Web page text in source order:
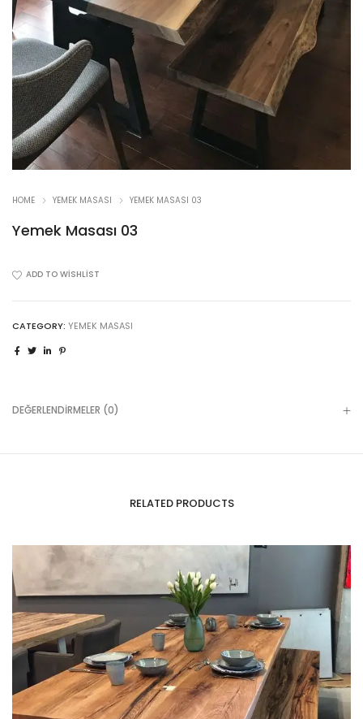
HOME YEMEK MASASI YEMEK MASASI 03
Yemek Masası 03
ADD TO WISHLIST
CATEGORY: YEMEK MASASI
DEĞERLENDIRMELER (0)
RELATED PRODUCTS